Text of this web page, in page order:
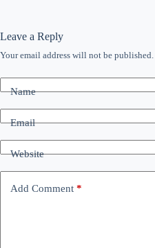
Leave a Reply
Your email address will not be published.
Name
Email
Website
Add Comment *